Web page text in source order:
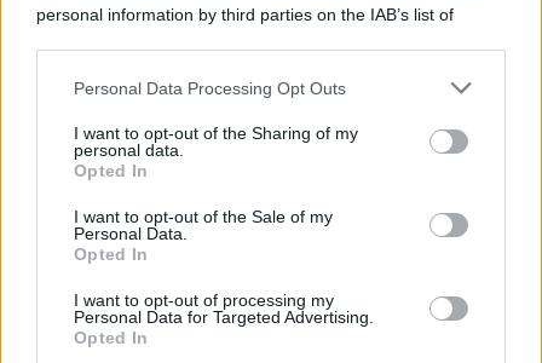
personal information by third parties on the IAB’s list of
This information may also be disclosed by us to third parties
disclose it to other third parties.
Please note that this website/app uses one or more Google
services and may gather and store information including but
not limited to your visit or usage behaviour. You may click to
grant or deny consent to Google and its third-party tags to
consent section.
Personal Data Processing Opt Outs
I want to opt-out of the Sharing of my
personal data.
Opted In
I want to opt-out of the Sale of my
Personal Data.
Opted In
I want to opt-out of processing my
Personal Data for Targeted Advertising.
Opted In